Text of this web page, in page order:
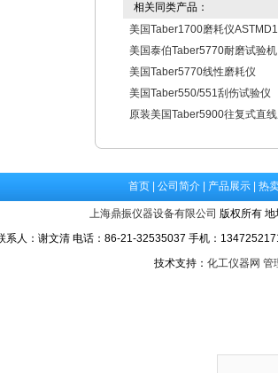
相关同类产品：
美国Taber1700磨耗仪
美国泰伯Taber5770耐磨试验机
美国Taber5770线性磨耗仪
美国Taber550/551刮伤试验仪
原装美国Taber5900往复式直
首页| 公司简介| 产品展示| 热
上海鼎振仪器设备有限公司 版权所有
系人：谢文清 电话：86-21-32535037 手机：
技术支持： 化工仪器网 管